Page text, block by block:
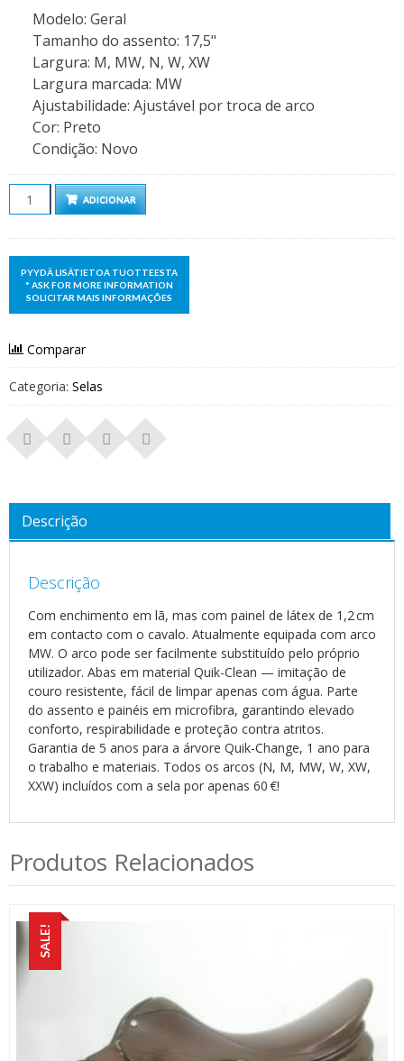
Modelo: Geral
Tamanho do assento: 17,5"
Largura: M, MW, N, W, XW
Largura marcada: MW
Ajustabilidade: Ajustável por troca de arco
Cor: Preto
Condição: Novo
QuantidadeADICIONAR
Comparar
Categoria: Selas
Descrição
Descrição
Com enchimento em lã, mas com painel de látex de 1,2 cm
em contacto com o cavalo. Atualmente equipada com arco
MW. O arco pode ser facilmente substituído pelo próprio
utilizador. Abas em material Quik-Clean — imitação de
couro resistente, fácil de limpar apenas com água. Parte
do assento e painéis em microfibra, garantindo elevado
conforto, respirabilidade e proteção contra atritos.
Garantia de 5 anos para a árvore Quik-Change, 1 ano para
o trabalho e materiais. Todos os arcos (N, M, MW, W, XW,
XXW) incluídos com a sela por apenas 60 €!
Produtos Relacionados
SALE!